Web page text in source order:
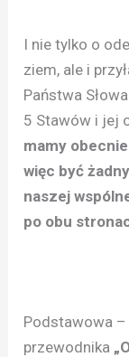
I nie tylko o
ziem, ale i
Państwa
5 Stawów i jej
mamy
więc być
naszej
po obu
Podstawowa
przewodnika